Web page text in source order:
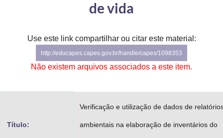
Gabinete de Segurança Institucional
Advocacia-Geral da União
de vida
Use este link compartilhar ou citar este material:
http://educapes.capes.gov.br/handle/capes/1098353
Não existem arquivos associados a este item.
Título:
Verificação e utilização de dados de
ambientais na elaboração de inventários do